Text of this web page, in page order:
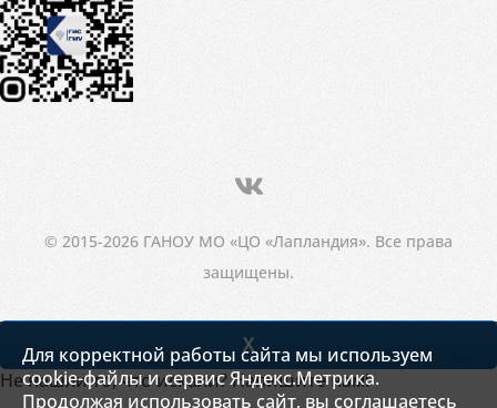
© 2015-2026 ГАНОУ МО «ЦО «Лапландия». Все права
защищены.
Для корректной работы сайта мы используем
cookie-файлы и сервис Яндекс.Метрика.
Продолжая использовать сайт, вы соглашаетесь
X
Не нашли то, что искали? Напишите нам!